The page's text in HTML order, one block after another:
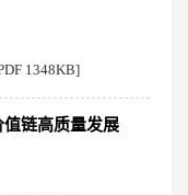
1348KB]
链高质量发展